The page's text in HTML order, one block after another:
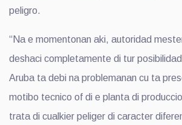
peligro.
“Na e momentonan aki, autoridad
deshaci completamente di tur
Aruba ta debi na problemanan cu ta
motibo tecnico of di e planta di
trata di cualkier peliger di caracter